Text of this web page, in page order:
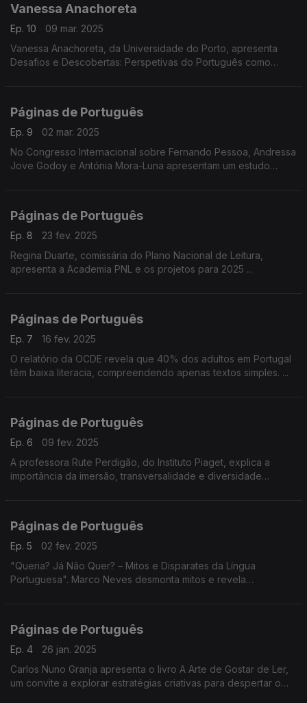
Vanessa Anachoreta
Ep. 10
09 mar. 2025
Vanessa Anachoreta, da Universidade do Porto, apresenta
Desafios e Descobertas: Perspetivas do Português como
Páginas de Português
Ep. 9
02 mar. 2025
No Congresso Internacional sobre Fernando Pessoa, Andressa
Jove Godoy e Antónia Mora-Luna apresentam um estudo
Páginas de Português
Ep. 8
23 fev. 2025
Regina Duarte, comissária do Plano Nacional de Leitura,
apresenta a Academia PNL e os projetos para 2025 ...
Páginas de Português
Ep. 7
16 fev. 2025
O relatório da OCDE revela que 40% dos adultos em Portugal
têm baixa literacia, compreendendo apenas textos simples. ...
Páginas de Português
Ep. 6
09 fev. 2025
A professora Rute Perdigão, do Instituto Piaget, explica a
importância da imersão, transversalidade e diversidade
Páginas de Português
Ep. 5
02 fev. 2025
"Queria? Já Não Quer? – Mitos e Disparates da Língua
Portuguesa". Marco Neves desmonta mitos e revela
Páginas de Português
Ep. 4
26 jan. 2025
Carlos Nuno Granja apresenta o livro A Arte de Gostar de Ler,
um convite a explorar estratégias criativas para despertar o